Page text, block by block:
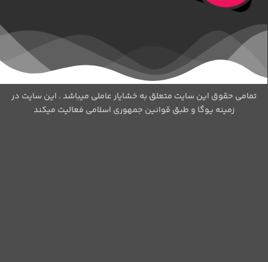
تمامی حقوق این سایت متعلق به خشایار عاملی میباشد . این سایت در
زمینه یوگا و طبق قوانین جمهوری اسلامی فعالیت میکند